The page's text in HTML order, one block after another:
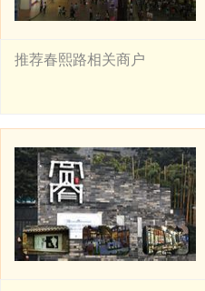
推荐春熙路相关商户